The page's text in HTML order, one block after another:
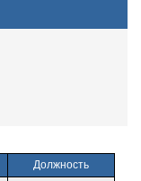
Должность